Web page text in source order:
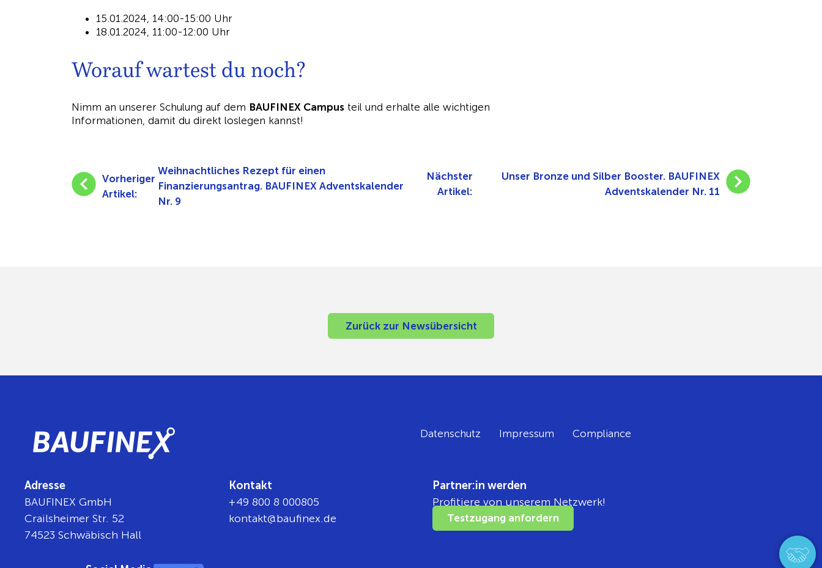
15.01.2024, 14:00-15:00 Uhr
18.01.2024, 11:00-12:00 Uhr
Worauf wartest du noch?​
Nimm an unserer Schulung auf dem BAUFINEX Campus teil und erhalte alle wichtigen
Informationen, damit du direkt loslegen kannst!
Vorheriger
Artikel:
Weihnachtliches Rezept für einen
Finanzierungsantrag. BAUFINEX Adventskalender
Nr. 9
Nächster
Artikel:
Unser Bronze und Silber Booster. BAUFINEX
Adventskalender Nr. 11
Zurück zur Newsübersicht
Datenschutz Impressum Compliance
Adresse
BAUFINEX GmbH
Crailsheimer Str. 52
74523 Schwäbisch Hall
Kontakt
+49 800 8 000805
ed.xe
nifua
b@tka
tnok
Partner:in werden
Profitiere von unserem Netzwerk!
Testzugang anfordern